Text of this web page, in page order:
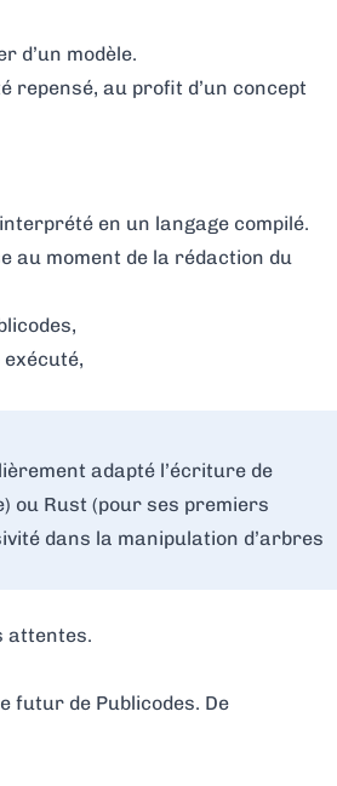
d’un modèle.
repensé, au profit d’un concept
en un langage compilé.
au moment de la rédaction du
adapté l’écriture de
ou Rust (pour ses premiers
dans la manipulation d’arbres
attentes.
futur de Publicodes. De